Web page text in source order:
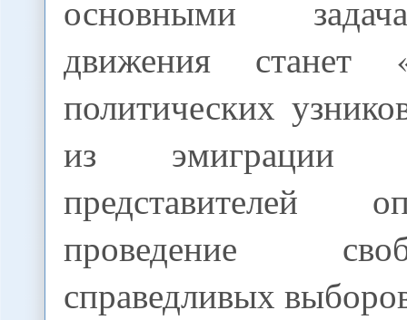
основными
движения станет
политических
из эмиграции
представителей
проведение
справедливых